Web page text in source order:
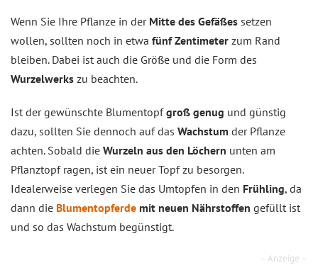
Wenn Sie Ihre Pflanze in der Mitte des Gefäßes setzen
wollen, sollten noch in etwa fünf Zentimeter zum Rand
bleiben. Dabei ist auch die Größe und die Form des
Wurzelwerks zu beachten.
Ist der gewünschte Blumentopfgroß genug und günstig
dazu, sollten Sie dennoch auf das Wachstum der Pflanze
achten. Sobald die Wurzeln aus den Löchern unten am
Pflanztopf ragen, ist ein neuer Topf zu besorgen.
Idealerweise verlegen Sie das Umtopfen in den Frühling, da
dann die Blumentopferde mit neuen Nährstoffen gefüllt ist
und so das Wachstum begünstigt.
– Anzeige –